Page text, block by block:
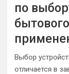
по
Выбор
отличается в